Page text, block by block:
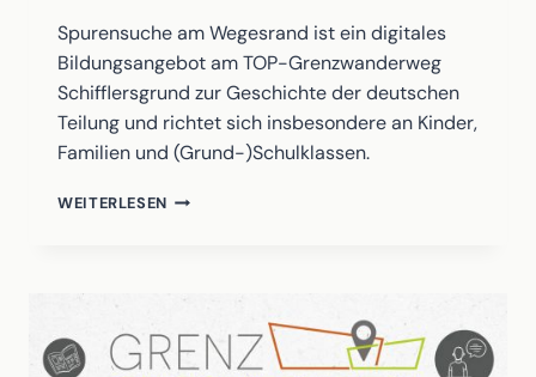
Spurensuche am Wegesrand ist ein digitales
Bildungsangebot am TOP-Grenzwanderweg
Schifflersgrund zur Geschichte der deutschen
Teilung und richtet sich insbesondere an Kinder,
Familien und (Grund-)Schulklassen.
WEITERLESEN SPURENSUCHE
ANGEBOT
FÜR